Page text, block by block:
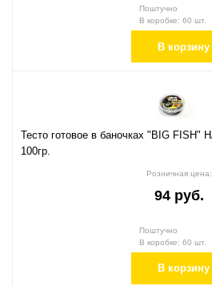
Поштучно
В коробке: 60 шт.
В корзину
Тесто готовое в баночках "BIG
100гр.
Розничная цена:
94 руб.
Поштучно
В коробке: 60 шт.
В корзину